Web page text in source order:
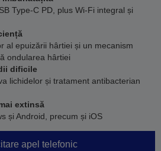
Type-C PD, plus Wi-Fi integral și
al epuizării hârtiei și un mecanism
ondularea hârtiei
dificile
lichidelor și tratament antibacterian
extinsă
și Android, precum și iOS
apel telefonic